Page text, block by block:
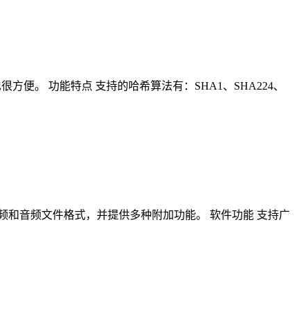
便。 功能特点 支持的哈希算法有：SHA1、SHA224、
和音频文件格式，并提供多种附加功能。 软件功能 支持广